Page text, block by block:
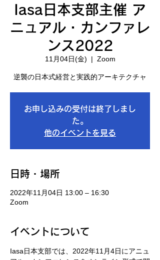
Iasa日本支部主催 ア
ニュアル・カンファレ
ンス2022
11月04日(金)
  |
Zoom
逆襲の日本式経営と実践的アーキテクチャ
お申し込みの受付は終了しまし
た。
他のイベントを見る
日時・場所
2022年11月04日 13:00 – 16:30
Zoom
イベントについて
Iasa日本支部では、2022年11月4日にアニュ